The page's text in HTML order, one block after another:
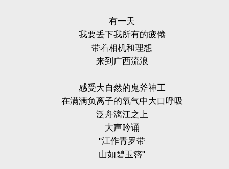
有一天
我要丢下我所有的疲倦
带着相机和理想
来到广西流浪
感受大自然的鬼斧神工
在满满负离子的氧气中大口呼吸
泛舟漓江之上
大声吟诵
"江作青罗带
山如碧玉簪"